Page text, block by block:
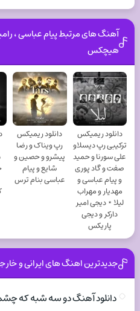
آهنگ های مرتبط پیام عباسی ،
هیچکس
دانلود ریمیکس
ترکیبی رپ دیسلاو
علی سورنا و حمید
صفت و گاد پوری
و پیام عباسی و
مهدیار و مهراب
لیلا ⋆ دیجی امیر
دارکر و دیجی
پاریکس
دانلود ریمیکس
رپ ویناک و رضا
پیشرو و حصین و
شایع و پیام
عباسی بنام ترس
جدیدترین اهنگ های ایرانی و
دانلود آهنگ دو سه شبه که